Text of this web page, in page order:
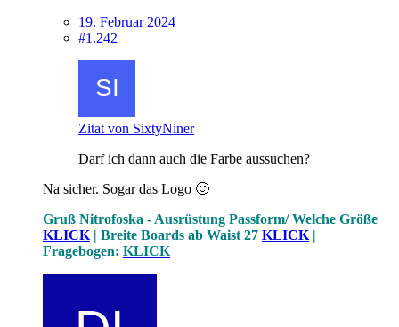
19. Februar 2024
#1.242
Zitat von SixtyNiner
Darf ich dann auch die Farbe aussuchen?
Na sicher. Sogar das Logo 🙂
Gruß Nitrofoska - Ausrüstung Passform/ Welche Größe
KLICK | Breite Boards ab Waist 27 KLICK |
Fragebogen: KLICK